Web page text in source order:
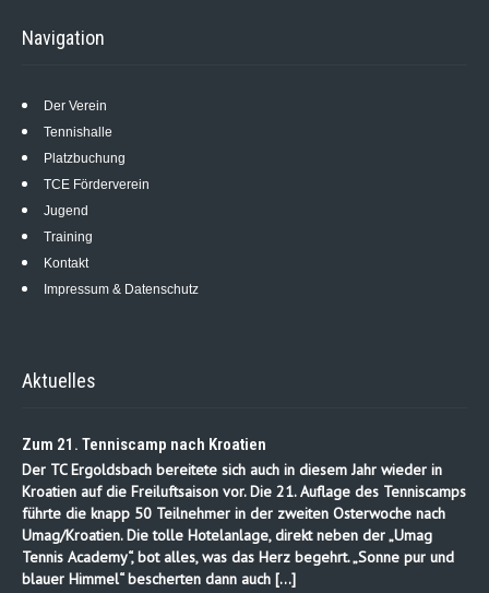
Navigation
Der Verein
Tennishalle
Platzbuchung
TCE Förderverein
Jugend
Training
Kontakt
Impressum & Datenschutz
Aktuelles
Zum 21. Tenniscamp nach Kroatien
Der TC Ergoldsbach bereitete sich auch in diesem Jahr wieder in
Kroatien auf die Freiluftsaison vor. Die 21. Auflage des Tenniscamps
führte die knapp 50 Teilnehmer in der zweiten Osterwoche nach
Umag/Kroatien. Die tolle Hotelanlage, direkt neben der „Umag
Tennis Academy“, bot alles, was das Herz begehrt. „Sonne pur und
blauer Himmel“ bescherten dann auch […]